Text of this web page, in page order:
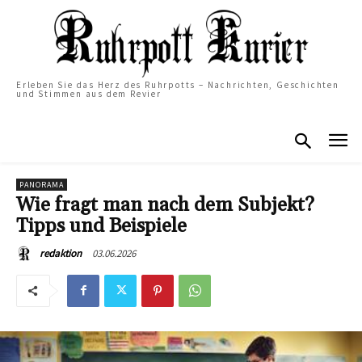
Erleben Sie das Herz des Ruhrpotts – Nachrichten, Geschichten
und Stimmen aus dem Revier
PANORAMA
Wie fragt man nach dem Subjekt?
Tipps und Beispiele
redaktion 03.06.2026